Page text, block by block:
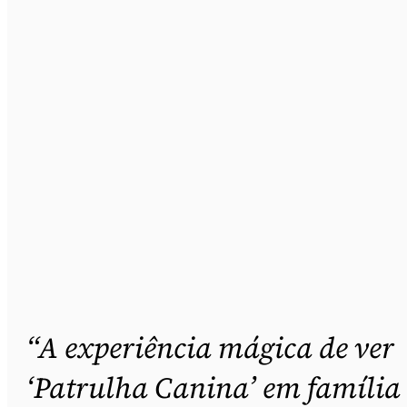
“A experiência mágica de ver
‘Patrulha Canina’ em família